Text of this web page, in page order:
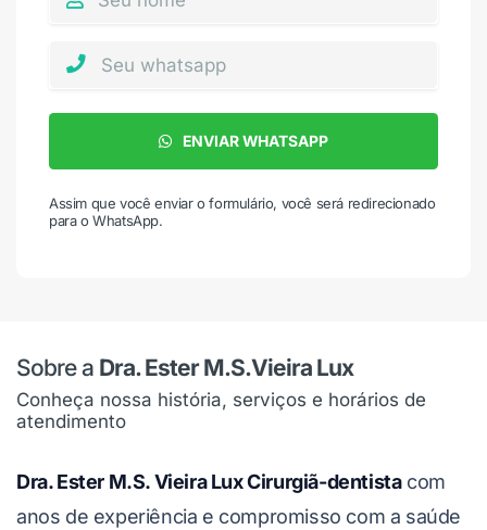
ENVIAR WHATSAPP
Assim que você enviar o formulário, você será redirecionado
para o WhatsApp.
Sobre a Dra. Ester M.S.Vieira Lux
Conheça nossa história, serviços e horários de
atendimento
Dra. Ester M.S. Vieira Lux Cirurgiã-dentistacom
anos de experiência e compromisso com a saúde